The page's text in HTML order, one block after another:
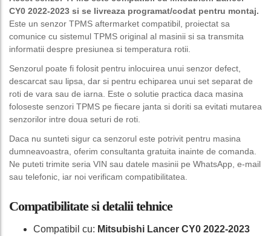
CY0 2022-2023 si se livreaza programat/codat pentru montaj.
Este un senzor TPMS aftermarket compatibil, proiectat sa
comunice cu sistemul TPMS original al masinii si sa transmita
informatii despre presiunea si temperatura rotii.
Senzorul poate fi folosit pentru inlocuirea unui senzor defect,
descarcat sau lipsa, dar si pentru echiparea unui set separat de
roti de vara sau de iarna. Este o solutie practica daca masina
foloseste senzori TPMS pe fiecare janta si doriti sa evitati mutarea
senzorilor intre doua seturi de roti.
Daca nu sunteti sigur ca senzorul este potrivit pentru masina
dumneavoastra, oferim consultanta gratuita inainte de comanda.
Ne puteti trimite seria VIN sau datele masinii pe WhatsApp, e-mail
sau telefonic, iar noi verificam compatibilitatea.
Compatibilitate si detalii tehnice
Compatibil cu: Mitsubishi Lancer CY0 2022-2023